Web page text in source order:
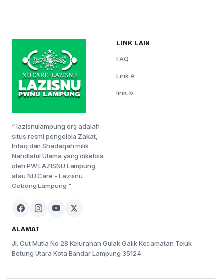
“ lazisnulampung.org adalah
situs resmi pengelola Zakat,
Infaq dan Shadaqah milik
Nahdlatul Ulama yang dikelola
oleh PW LAZISNU Lampung
atau NU Care - Lazisnu
Cabang Lampung "
LINK LAIN
FAQ
Link A
link-b
ALAMAT
Jl. Cut Mutia No 28 Kelurahan Gulak Galik Kecamatan Teluk
Betung Utara Kota Bandar Lampung 35124